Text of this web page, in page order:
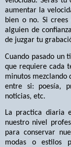
aumentar la
bien o no. Si
alguien de
de juzgar tu
Cuando pasado un
que requiere cada
minutos mezclando
entre si: poesía,
noticias, etc.
La practica diaria
nuestro nivel
para conservar
modas o estilos